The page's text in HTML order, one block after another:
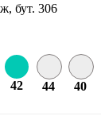
бут. 306
42 44 40